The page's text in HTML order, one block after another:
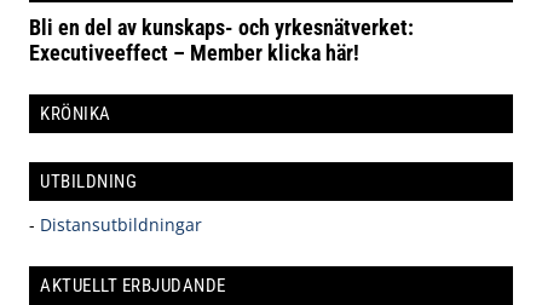
Bli en del av kunskaps- och yrkesnätverket:
Executiveeffect – Member klicka här!
KRÖNIKA
UTBILDNING
- Distansutbildningar
AKTUELLT ERBJUDANDE